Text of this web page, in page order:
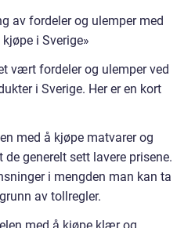
av fordeler og ulemper med
i Sverige»
vært fordeler og ulemper ved
i Sverige. Her er en kort
med å kjøpe matvarer og
generelt sett lavere prisene.
i mengden man kan ta
av tollregler.